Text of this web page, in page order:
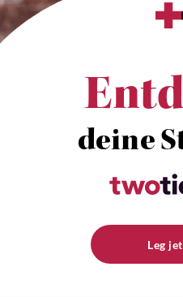
deine
Leg